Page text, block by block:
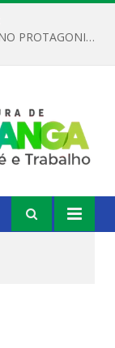
REGULAMENTO OFICIAL DO PRÊMIO ALUNO PROTAGONISTA – EDIÇÃO 2026